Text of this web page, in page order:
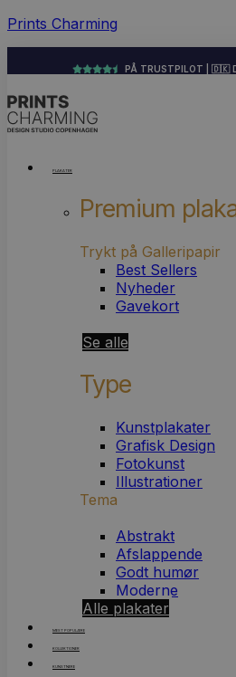
Prints Charming
PÅ TRUSTPILOT | 🇩🇰
Menu
PLAKATER
Premium
Trykt på Galleripapir
Best Sellers
Nyheder
Gavekort
Se alle
Type
Kunstplakater
Grafisk Design
Fotokunst
Illustrationer
Tema
Abstrakt
Afslappende
Godt humør
Moderne
Alle plakater
MEST POPULÆRE
KOLLEKTIONER
KUNSTNERE